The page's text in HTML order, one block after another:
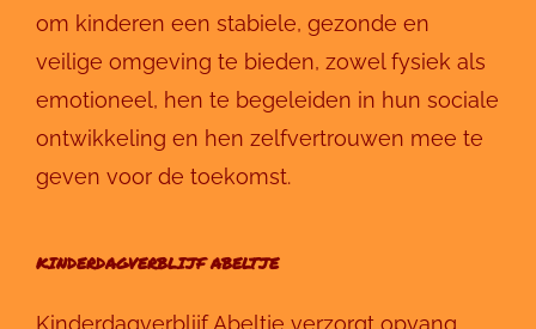
om kinderen een stabiele, gezonde en
veilige omgeving te bieden, zowel fysiek als
emotioneel, hen te begeleiden in hun sociale
ontwikkeling en hen zelfvertrouwen mee te
geven voor de toekomst.
KINDERDAGVERBLIJF ABELTJE
Kinderdagverblijf Abeltje verzorgt opvang